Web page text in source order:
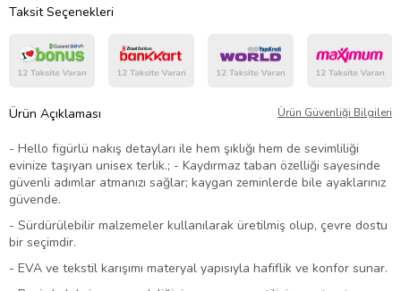
Taksit Seçenekleri
Ürün Açıklaması Ürün Güvenliği Bilgileri
- Hello figürlü nakış detayları ile hem şıklığı hem de sevimliliği
evinize taşıyan unisex terlik.; - Kaydırmaz taban özelliği sayesinde
güvenli adımlar atmanızı sağlar; kaygan zeminlerde bile ayaklarınız
güvende.
- Sürdürülebilir malzemeler kullanılarak üretilmiş olup, çevre dostu
bir seçimdir.
- EVA ve tekstil karışımı materyal yapısıyla hafiflik ve konfor sunar.